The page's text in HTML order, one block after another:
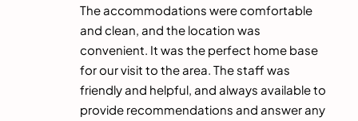
The accommodations were comfortable
and clean, and the location was
convenient. It was the perfect home base
for our visit to the area. The staff was
friendly and helpful, and always available to
provide recommendations and answer any